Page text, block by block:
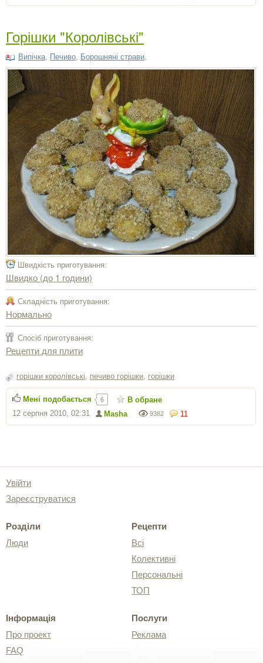
Горішки "Королівські"
Випічка Печиво Борошняні страви
Швидкість приготування:
Швидко (до 1 години)
Складність приготування:
Нормально
Спосіб приготування:
Рецепти для плити
горішки королівські печиво горішки горішки
11
9382
Masha
12 серпня 2010, 02:31
Мені подобається 6 В обране
Увійти
Зареєструватися
Розділи
Люди
Рецепти
Всі
Колективні
Персональні
ТОП
Інформація
Про проект
FAQ
Послуги
Реклама